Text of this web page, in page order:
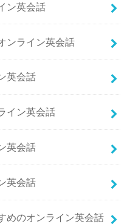
ン英会話
ンライン英会話
英会話
イン英会話
英会話
英会話
めのオンライン英会話